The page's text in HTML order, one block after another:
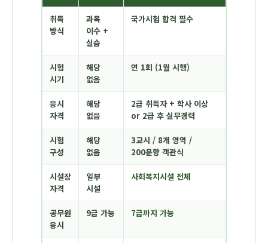
취득
방식
과목
이수 +
실습
국가시험 합격 필수
시험
시기
해당
없음
연 1회 (1월 시행)
응시
자격
해당
없음
2급 취득자 + 학사 이상
or 2급 후 실무경력
시험
구성
해당
없음
3교시 / 8개 영역 /
200문항 객관식
시설장
자격
일부
시설
사회복지시설 전체
공무원
응시
9급 가능 7급까지 가능